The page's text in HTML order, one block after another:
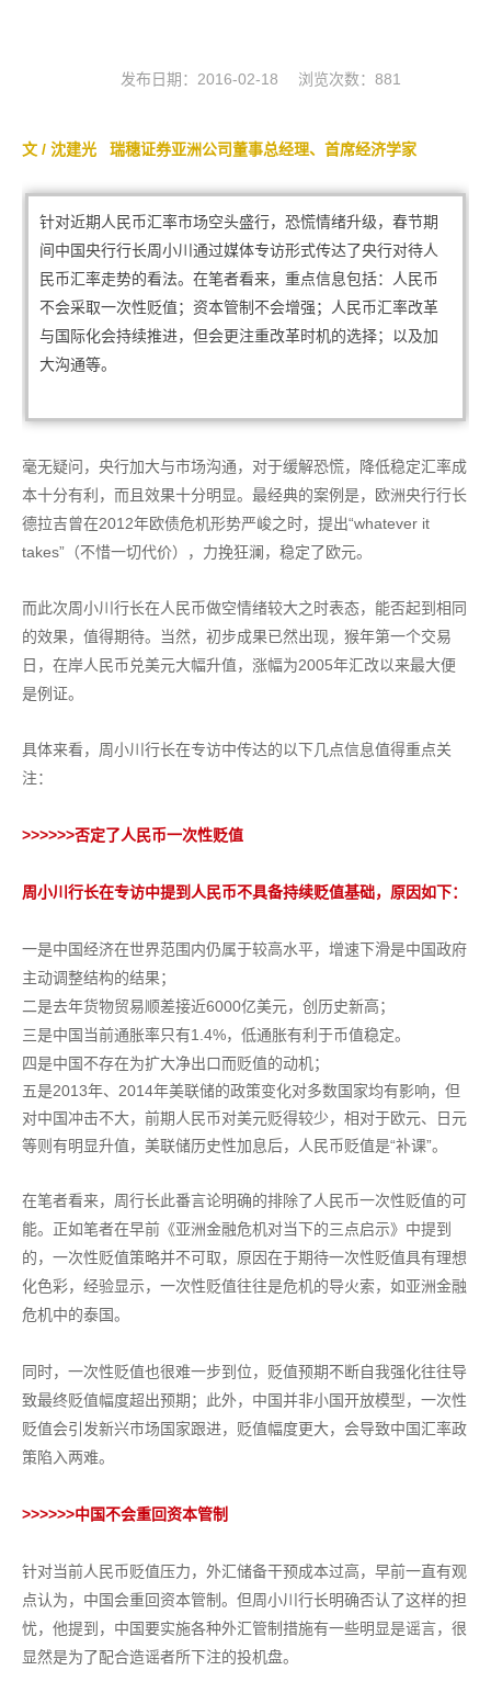
发布日期：2016-02-18 浏览次数： 881
文 / 沈建光 瑞穗证券亚洲公司董事总经理、首席经济学家
针对近期人民币汇率市场空头盛行，恐慌情绪升级，春节期
间中国央行行长周小川通过媒体专访形式传达了央行对待人
民币汇率走势的看法。在笔者看来，重点信息包括：人民币
不会采取一次性贬值；资本管制不会增强；人民币汇率改革
与国际化会持续推进，但会更注重改革时机的选择；以及加
大沟通等。
毫无疑问，央行加大与市场沟通，对于缓解恐慌，降低稳定汇率成
本十分有利，而且效果十分明显。最经典的案例是，欧洲央行行长
德拉吉曾在2012年欧债危机形势严峻之时，提出“whatever it
takes”（不惜一切代价），力挽狂澜，稳定了欧元。
而此次周小川行长在人民币做空情绪较大之时表态，能否起到相同
的效果，值得期待。当然，初步成果已然出现，猴年第一个交易
日，在岸人民币兑美元大幅升值，涨幅为2005年汇改以来最大便
是例证。
具体来看，周小川行长在专访中传达的以下几点信息值得重点关
注：
>>>>>>否定了人民币一次性贬值
周小川行长在专访中提到人民币不具备持续贬值基础，原因如下：
一是中国经济在世界范围内仍属于较高水平，增速下滑是中国政府
主动调整结构的结果；
二是去年货物贸易顺差接近6000亿美元，创历史新高；
三是中国当前通胀率只有1.4%，低通胀有利于币值稳定。
四是中国不存在为扩大净出口而贬值的动机；
五是2013年、2014年美联储的政策变化对多数国家均有影响，但
对中国冲击不大，前期人民币对美元贬得较少，相对于欧元、日元
等则有明显升值，美联储历史性加息后，人民币贬值是“补课”。
在笔者看来，周行长此番言论明确的排除了人民币一次性贬值的可
能。正如笔者在早前《亚洲金融危机对当下的三点启示》中提到
的，一次性贬值策略并不可取，原因在于期待一次性贬值具有理想
化色彩，经验显示，一次性贬值往往是危机的导火索，如亚洲金融
危机中的泰国。
同时，一次性贬值也很难一步到位，贬值预期不断自我强化往往导
致最终贬值幅度超出预期；此外，中国并非小国开放模型，一次性
贬值会引发新兴市场国家跟进，贬值幅度更大，会导致中国汇率政
策陷入两难。
>>>>>>中国不会重回资本管制
针对当前人民币贬值压力，外汇储备干预成本过高，早前一直有观
点认为，中国会重回资本管制。但周小川行长明确否认了这样的担
忧，他提到，中国要实施各种外汇管制措施有一些明显是谣言，很
显然是为了配合造谣者所下注的投机盘。